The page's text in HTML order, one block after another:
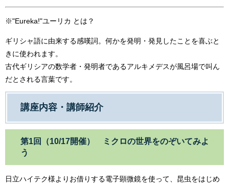
※"Eureka!"ユーリカ とは？
ギリシャ語に由来する感嘆詞。何かを発明・発見したことを喜ぶと
きに使われます。
古代ギリシアの数学者・発明者であるアルキメデスが風呂場で叫ん
だとされる言葉です。
講座内容・講師紹介
第1回（10/17開催） ミクロの世界をのぞいてみよ
う
日立ハイテク様よりお借りする電子顕微鏡を使って、昆虫をはじめ